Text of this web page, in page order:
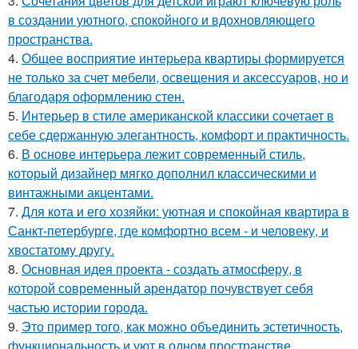
в создании уютного, спокойного и вдохновляющего
пространства.
4. Общее восприятие интерьера квартиры формируется
не только за счет мебели, освещения и аксессуаров, но и
благодаря оформлению стен.
5. Интерьер в стиле американской классики сочетает в
себе сдержанную элегантность, комфорт и практичность.
6. В основе интерьера лежит современный стиль,
который дизайнер мягко дополнил классическими и
винтажными акцентами.
7. Для кота и его хозяйки: уютная и спокойная квартира в
Санкт-петербурге, где комфортно всем - и человеку, и
хвостатому другу.
8. Основная идея проекта - создать атмосферу, в
которой современный арендатор почувствует себя
частью истории города.
9. Это пример того, как можно объединить эстетичность,
функциональность и уют в одном пространстве.